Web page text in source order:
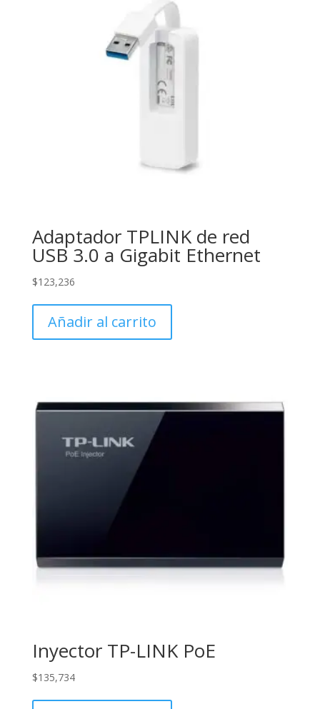
Adaptador TPLINK de red
USB 3.0 a Gigabit Ethernet
$123,236
Añadir al carrito
Inyector TP-LINK PoE
$135,734